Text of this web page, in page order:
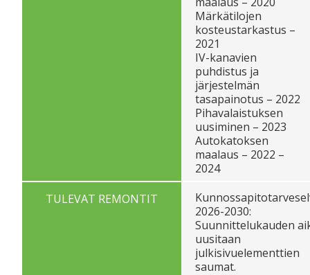
Märkätilojen
kosteustarkastus –
2021
IV-kanavien
puhdistus ja
järjestelmän
tasapainotus – 2022
Pihavalaistuksen
uusiminen – 2023
Autokatoksen
maalaus – 2022 –
2024
TULEVAT REMONTIT
2026-2030:
Suunnittelukauden
uusitaan
julkisivuelementtien
saumat.